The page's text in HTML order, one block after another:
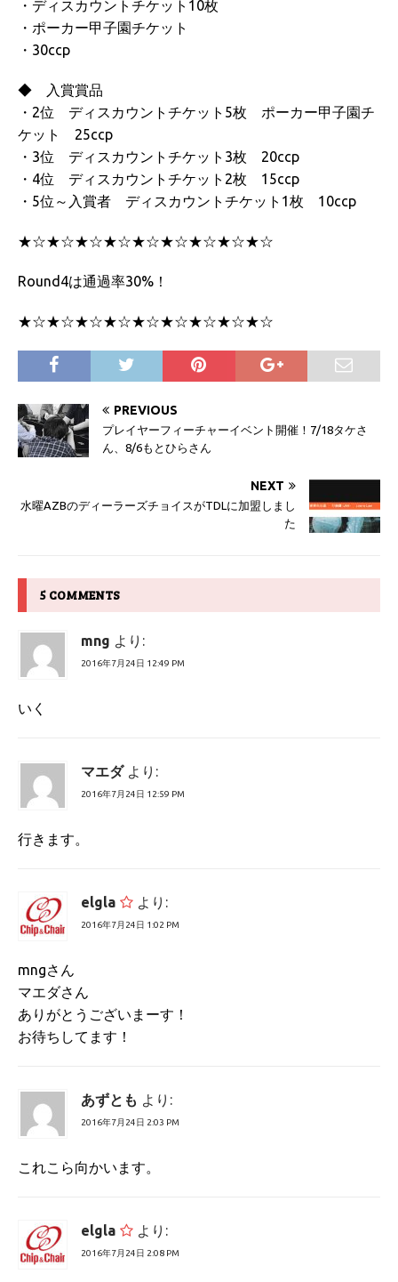
・ディスカウントチケット10枚
・ポーカー甲子園チケット
・30ccp
◆ 入賞賞品
・2位 ディスカウントチケット5枚 ポーカー甲子園チ
ケット 25ccp
・3位 ディスカウントチケット3枚 20ccp
・4位 ディスカウントチケット2枚 15ccp
・5位～入賞者 ディスカウントチケット1枚 10ccp
★☆★☆★☆★☆★☆★☆★☆★☆★☆
Round4は通過率30%！
★☆★☆★☆★☆★☆★☆★☆★☆★☆
PREVIOUS
プレイヤーフィーチャーイベント開催！7/18タケさ
ん、8/6もとひらさん
NEXT
水曜AZBのディーラーズチョイスがTDLに加盟しまし
た
5 COMMENTS
mng より:
2016年7月24日 12:49 PM
いく
マエダ より:
2016年7月24日 12:59 PM
行きます。
elgla より:
2016年7月24日 1:02 PM
mngさん
マエダさん
ありがとうございまーす！
お待ちしてます！
あずとも より:
2016年7月24日 2:03 PM
これこら向かいます。
elgla より:
2016年7月24日 2:08 PM